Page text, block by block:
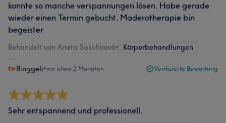
konnte so manche verspannungen lösen. Habe gerade
wieder einen Termin gebucht. Maderotherapie bin
begeister
Behandelt von Aneta Sakulicová• Körperbehandlungen
Binggeli•vor etwa 2 Monaten Verifizierte Bewertung
Sehr entspannend und professionell.